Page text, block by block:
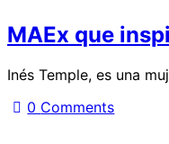
MAEx que
Inés Temple, es una
0 Comments